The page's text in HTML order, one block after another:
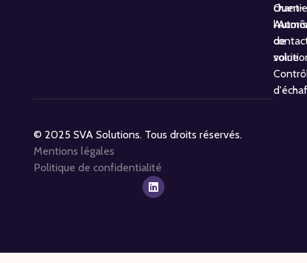
de
voirie
Ouen-
© 2025 SVA Solutions. Tous droits réservés.
Mentions légales
Politique de confidentialité